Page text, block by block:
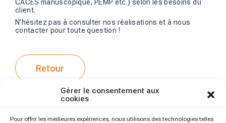
Gérer le consentement aux
cookies
Pour offrir les meilleures expériences, nous utilisons des technologies telles
CACES manuscopique, PEMP etc.) selon les besoins du
client.
N’hésitez pas à consulternos réalisations et à nous
contacter pour toute question !
Retour